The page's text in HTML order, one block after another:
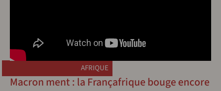
AFRIQUE
Macron ment : la Françafrique bouge encore